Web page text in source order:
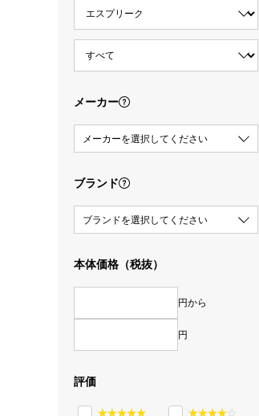
メーカー
メーカーを選択してください
ブランド
ブランドを選択してください
本体価格（税抜）
円から
円
評価